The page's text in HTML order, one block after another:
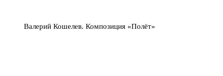
Валерий Кошелев. Композиция «Полёт»